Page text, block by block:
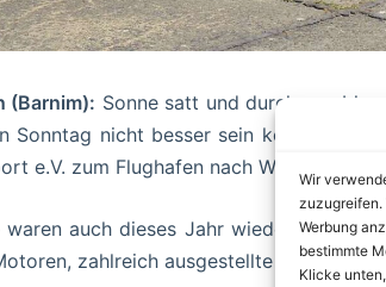
Wir
zuzugreifen.
Werbung
bestimmte
Klicke
(Barnim): Sonne satt und durchweg
Sonntag nicht besser sein können.
e.V. zum Flughafen nach Werneuchen
waren auch dieses Jahr wieder die
zahlreich ausgestellte Fahrzeuge